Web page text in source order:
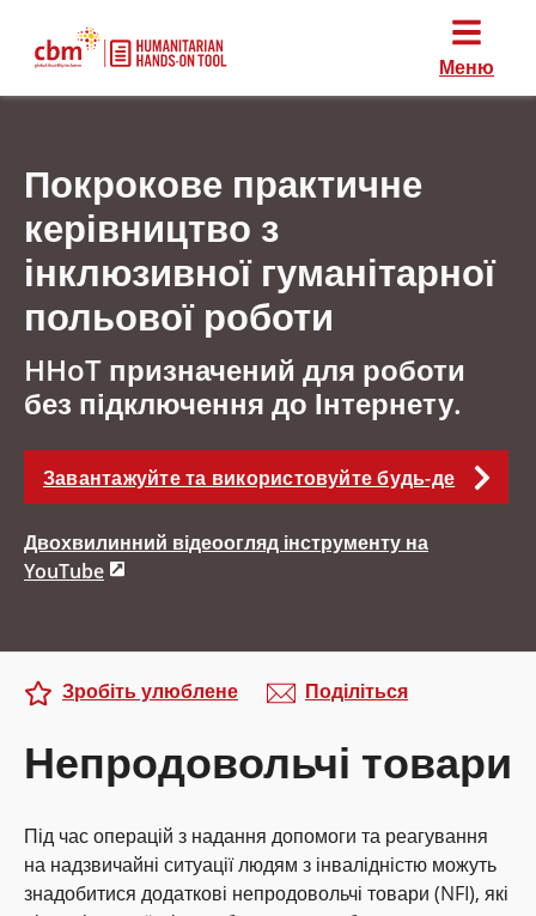
Меню
Покрокове практичне
керівництво з
інклюзивної гуманітарної
польової роботи
HHoT призначений для роботи
без підключення до Інтернету.
Завантажуйте та використовуйте будь-де
Двохвилинний відеоогляд інструменту на
YouTube
Непродовольчі товари
Зробіть улюблене Поділіться
Під час операцій з надання допомоги та реагування
на надзвичайні ситуації людям з інвалідністю можуть
знадобитися додаткові непродовольчі товари (NFI), які